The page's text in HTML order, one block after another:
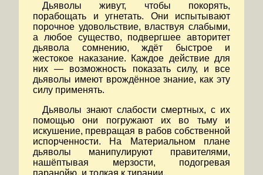
Дьяволы живут, чтобы покорять,
порабощать и угнетать. Они испытывают
порочное удовольствие, властвуя слабыми,
а любое существо, подвергшее авторитет
дьявола сомнению, ждёт быстрое и
жестокое наказание. Каждое действие для
них — возможность показать силу, и все
дьяволы имеют врождённое знание, как эту
силу применять.
Дьяволы знают слабости смертных, с их
помощью они погружают их во тьму и
искушение, превращая в рабов собственной
испорченности. На Материальном плане
дьяволы манипулируют правителями,
нашёптывая мерзости, подогревая